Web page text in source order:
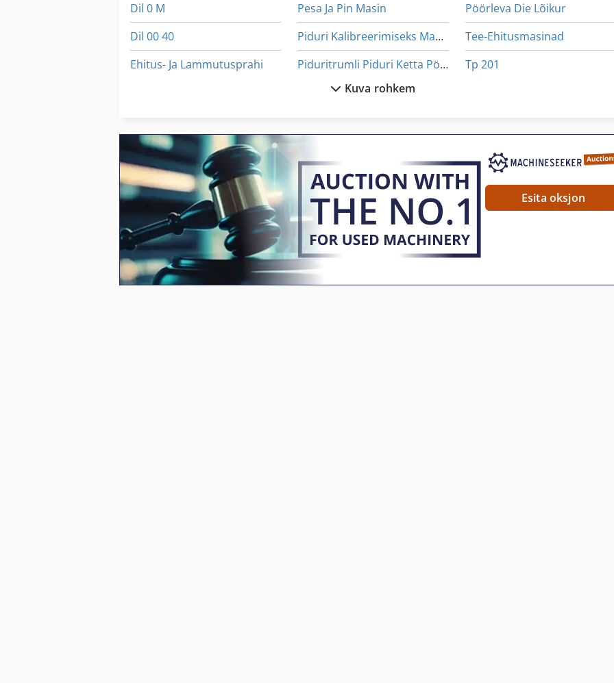
Dil 0 M
Dil 00 40
Ehitus- Ja Lammutusprahi
Hps
Idx 23
Pesa Ja Pin Masin
Piduri Kalibreerimiseks Masin
Piduritrumli Piduri Ketta Pöörlemise U Insener
Pin Mänguautomaat
Puidu Treipink Tööriistad Ja Tarvikud
Pöörleva Die Lõikur
Tee-Ehitusmasinad
Tp 201
Kuva rohkem
Esita oksjon